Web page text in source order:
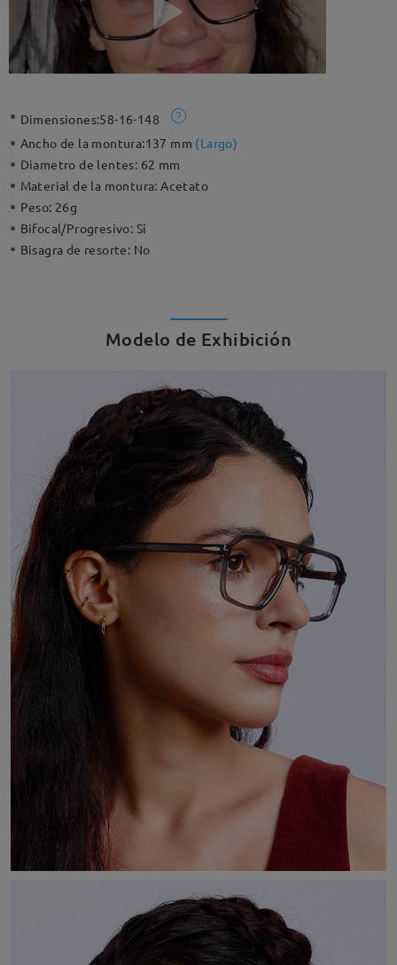
Dimensiones:58-16-148
Ancho de la montura:137 mm (Largo)
Diametro de lentes: 62 mm
Material de la montura:Acetato
Peso: 26g
Bifocal/Progresivo: Sí
Bisagra de resorte: No
Modelo de Exhibición